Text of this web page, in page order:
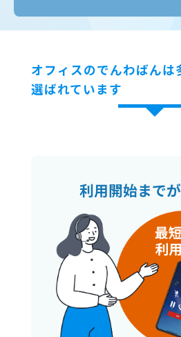
オフィスのでんわばんは
選ばれています
利用開始まで